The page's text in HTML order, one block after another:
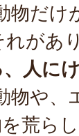
物だけ
れがあ
人に
物や、
荒ら